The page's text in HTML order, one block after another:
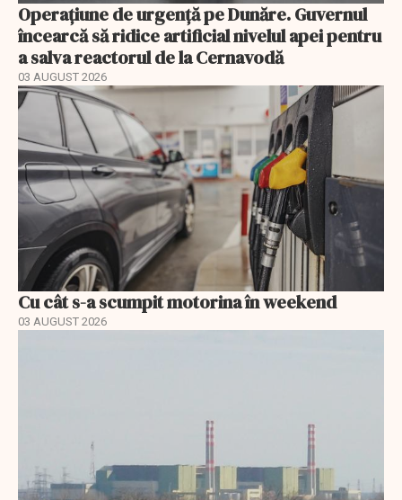
Operațiune de urgență pe Dunăre. Guvernul
încearcă să ridice artificial nivelul apei pentru
a salva reactorul de la Cernavodă
03 AUGUST 2026
Cu cât s-a scumpit motorina în weekend
03 AUGUST 2026